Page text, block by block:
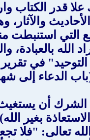
قدر الكتاب
والآثار،
التي استنبطت
الله
في
إلى
أن يستغيث
بغير
تعالى: "فلا